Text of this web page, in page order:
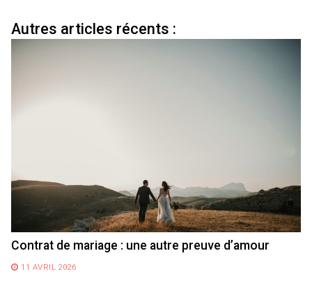
Autres articles récents :
Contrat de mariage : une autre preuve d’amour
11 AVRIL 2026